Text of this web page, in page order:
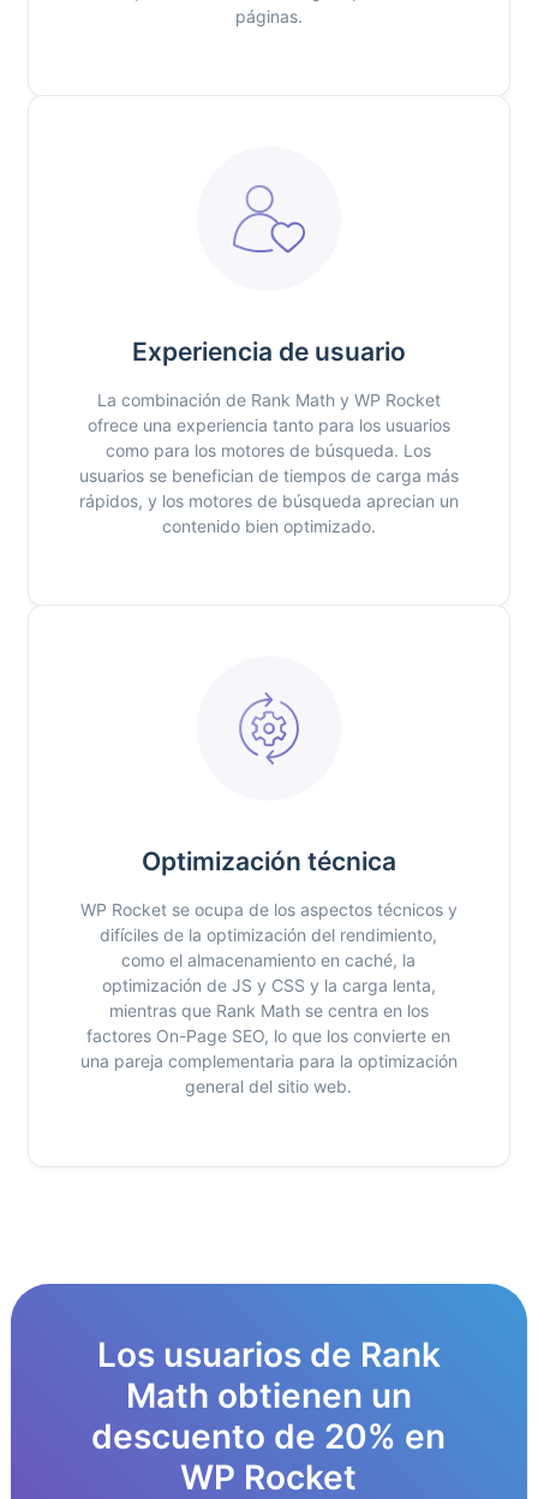
páginas.
Experiencia de usuario
La combinación de Rank Math y WP Rocket
ofrece una experiencia tanto para los usuarios
como para los motores de búsqueda. Los
usuarios se benefician de tiempos de carga más
rápidos, y los motores de búsqueda aprecian un
contenido bien optimizado.
Optimización técnica
WP Rocket se ocupa de los aspectos técnicos y
difíciles de la optimización del rendimiento,
como el almacenamiento en caché, la
optimización de JS y CSS y la carga lenta,
mientras que Rank Math se centra en los
factores On-Page SEO, lo que los convierte en
una pareja complementaria para la optimización
general del sitio web.
Los usuarios de Rank
Math obtienen un
descuento de 20% en
WP Rocket